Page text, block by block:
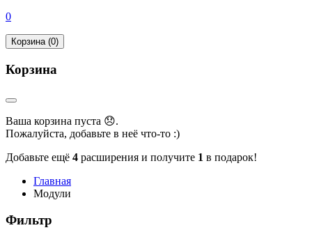
0
Корзина (0)
Корзина
Ваша корзина пуста 😞.
Пожалуйста, добавьте в неё что-то :)
Добавьте ещё 4 расширения и получите 1 в подарок!
Главная
Модули
Фильтр